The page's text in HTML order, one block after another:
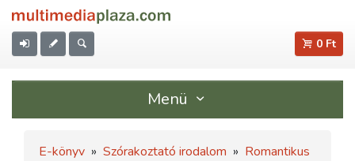
0 Ft
Menü
E-könyv » Szórakoztató irodalom » Romantikus